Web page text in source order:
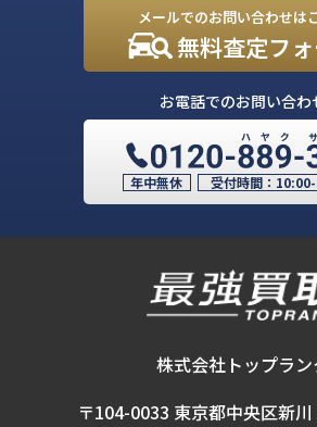
メールでのお問い合わせは
無料査定フ
お電話でのお問い合わ
年中無休 受付時間：
株式会社トップラン
〒104-0033 東京都中央区新川